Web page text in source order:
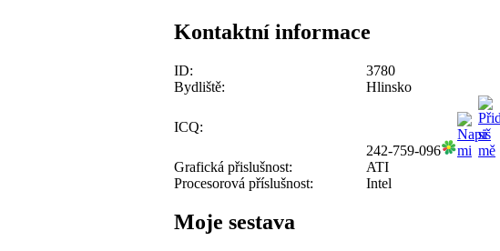
Kontaktní informace
ID:
3780
Bydliště:
Hlinsko
ICQ:
242-759-096
Grafická přislušnost:
ATI
Procesorová příslušnost:
Intel
Moje sestava